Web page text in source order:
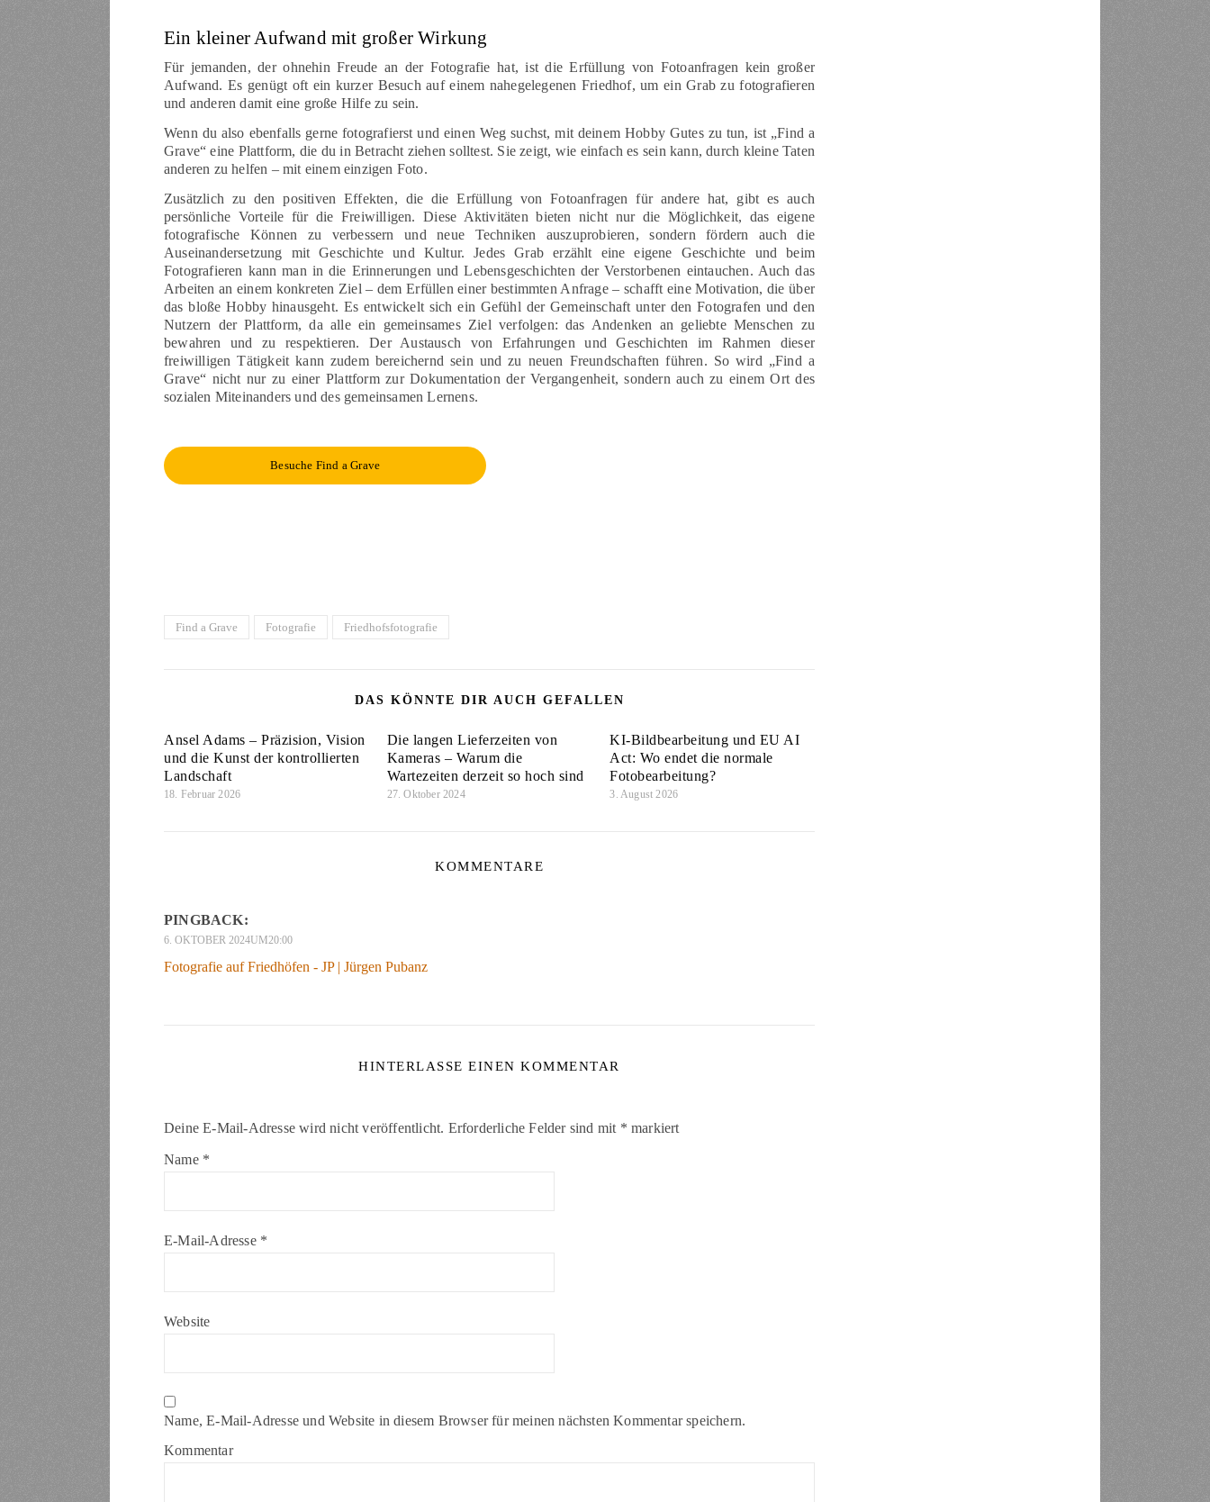
Ein kleiner Aufwand mit großer Wirkung
Für jemanden, der ohnehin Freude an der Fotografie hat, ist die Erfüllung von Fotoanfragen kein großer
Aufwand. Es genügt oft ein kurzer Besuch auf einem nahegelegenen Friedhof, um ein Grab zu fotografieren
und anderen damit eine große Hilfe zu sein.
Wenn du also ebenfalls gerne fotografierst und einen Weg suchst, mit deinem Hobby Gutes zu tun, ist „Find a
Grave“ eine Plattform, die du in Betracht ziehen solltest. Sie zeigt, wie einfach es sein kann, durch kleine Taten
anderen zu helfen – mit einem einzigen Foto.
Zusätzlich zu den positiven Effekten, die die Erfüllung von Fotoanfragen für andere hat, gibt es auch
persönliche Vorteile für die Freiwilligen. Diese Aktivitäten bieten nicht nur die Möglichkeit, das eigene
fotografische Können zu verbessern und neue Techniken auszuprobieren, sondern fördern auch die
Auseinandersetzung mit Geschichte und Kultur. Jedes Grab erzählt eine eigene Geschichte und beim
Fotografieren kann man in die Erinnerungen und Lebensgeschichten der Verstorbenen eintauchen. Auch das
Arbeiten an einem konkreten Ziel – dem Erfüllen einer bestimmten Anfrage – schafft eine Motivation, die über
das bloße Hobby hinausgeht. Es entwickelt sich ein Gefühl der Gemeinschaft unter den Fotografen und den
Nutzern der Plattform, da alle ein gemeinsames Ziel verfolgen: das Andenken an geliebte Menschen zu
bewahren und zu respektieren. Der Austausch von Erfahrungen und Geschichten im Rahmen dieser
freiwilligen Tätigkeit kann zudem bereichernd sein und zu neuen Freundschaften führen. So wird „Find a
Grave“ nicht nur zu einer Plattform zur Dokumentation der Vergangenheit, sondern auch zu einem Ort des
sozialen Miteinanders und des gemeinsamen Lernens.
Besuche Find a Grave
Find a Grave Fotografie Friedhofsfotografie
DAS KÖNNTE DIR AUCH GEFALLEN
Ansel Adams – Präzision, Vision
und die Kunst der kontrollierten
Landschaft
18. Februar 2026
Die langen Lieferzeiten von
Kameras – Warum die
Wartezeiten derzeit so hoch sind
27. Oktober 2024
KI-Bildbearbeitung und EU AI
Act: Wo endet die normale
Fotobearbeitung?
3. August 2026
KOMMENTARE
PINGBACK:
6. OKTOBER 2024UM20:00
Fotografie auf Friedhöfen - JP | Jürgen Pubanz
HINTERLASSE EINEN KOMMENTAR
Deine E-Mail-Adresse wird nicht veröffentlicht. Erforderliche Felder sind mit * markiert
Name *
E-Mail-Adresse *
Website
Name, E-Mail-Adresse und Website in diesem Browser für meinen nächsten Kommentar speichern.
Kommentar